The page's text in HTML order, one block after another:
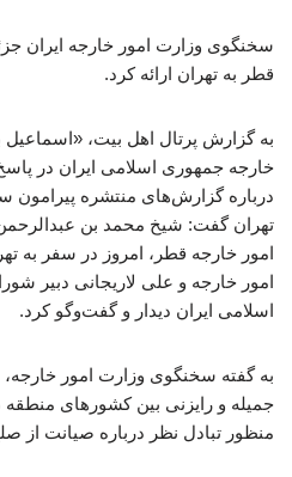
سخنگوی وزارت امور خارجه ایران
قطر به تهران ارائه کرد.
به گزارش پرتال اهل بیت،
خارجه جمهوری اسلامی ایران در
درباره گزارش‌های منتشره پیرامون
تهران گفت: شیخ محمد بن
امور خارجه قطر، امروز در سفر به
امور خارجه و علی لاریجانی دبیر
اسلامی ایران دیدار و گفت‌وگو کرد.
به گفته سخنگوی وزارت امور خارجه،
جمیله و رایزنی‌ بین کشورهای منطقه
منظور تبادل نظر درباره صیانت